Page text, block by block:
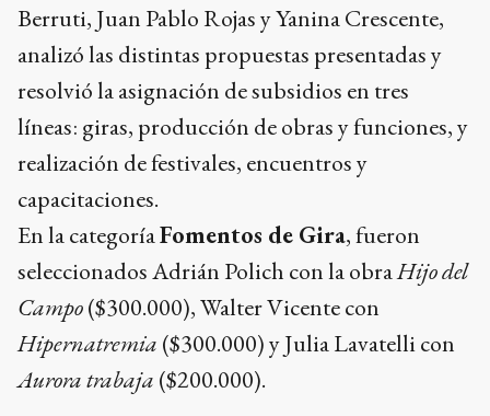
Berruti, Juan Pablo Rojas y Yanina Crescente,
analizó las distintas propuestas presentadas y
resolvió la asignación de subsidios en tres
líneas: giras, producción de obras y funciones, y
realización de festivales, encuentros y
capacitaciones.
En la categoríaFomentos de Gira, fueron
seleccionados Adrián Polich con la obraHijo del
Campo($300.000), Walter Vicente con
Hipernatremia ($300.000) y Julia Lavatelli con
Aurora trabaja ($200.000).